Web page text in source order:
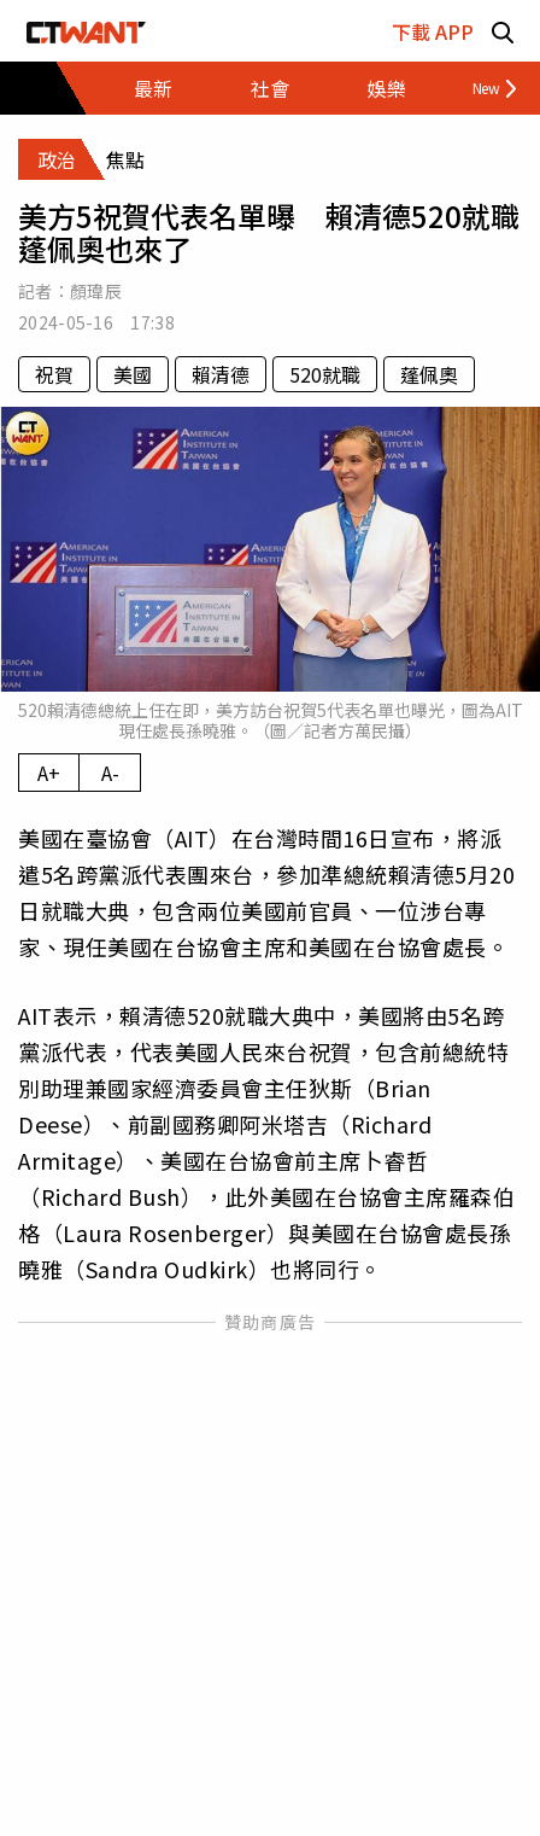
下載 APP
最新
社會 娛樂 財經
政治 焦點
美方5祝賀代表名單曝 賴清德520就職
蓬佩奧也來了
記者： 顏瑋辰
2024-05-16 17:38
祝賀 美國 賴清德 520就職 蓬佩奧
520賴清德總統上任在即，美方訪台祝賀5代表名單也曝光，圖為AIT
現任處長孫曉雅。（圖／記者方萬民攝）
A+ A-
美國在臺協會（AIT）在台灣時間16日宣布，將派
遣5名跨黨派代表團來台，參加準總統賴清德5月20
日就職大典，包含兩位美國前官員、一位涉台專
家、現任美國在台協會主席和美國在台協會處長。
AIT表示，賴清德520就職大典中，美國將由5名跨
黨派代表，代表美國人民來台祝賀，包含前總統特
別助理兼國家經濟委員會主任狄斯（Brian
Deese）、前副國務卿阿米塔吉（Richard
Armitage）、美國在台協會前主席卜睿哲
（Richard Bush），此外美國在台協會主席羅森伯
格（Laura Rosenberger）與美國在台協會處長孫
曉雅（Sandra Oudkirk）也將同行。